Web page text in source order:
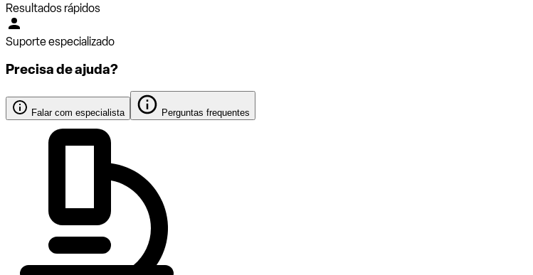
Resultados rápidos
Suporte especializado
Precisa de ajuda?
Falar com especialista Perguntas frequentes